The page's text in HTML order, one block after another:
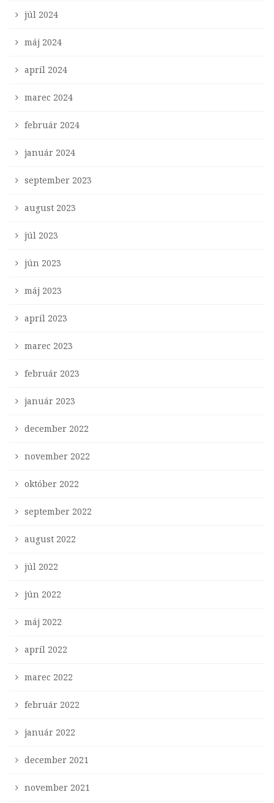
júl 2024
máj 2024
apríl 2024
marec 2024
február 2024
január 2024
september 2023
august 2023
júl 2023
jún 2023
máj 2023
apríl 2023
marec 2023
február 2023
január 2023
december 2022
november 2022
október 2022
september 2022
august 2022
júl 2022
jún 2022
máj 2022
apríl 2022
marec 2022
február 2022
január 2022
december 2021
november 2021